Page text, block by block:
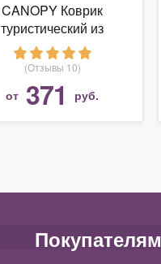
CANOPY Коврик
туристический из
текстиля 819-К0105
(складной)
(Отзывы 10)
от 371 руб.
Покупателям